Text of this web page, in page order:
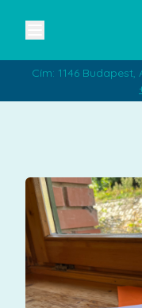
Cím: 1146